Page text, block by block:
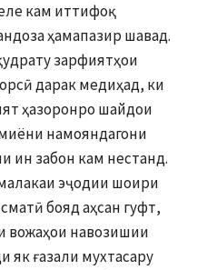
кам иттифоқ
ҳамапазир шавад.
зарфиятҳои
дарак медиҳад, ки
ҳазоронро шайдои
намояндагони
ин забон кам нестанд.
эҷодии шоири
бояд аҳсан гуфт,
вожаҳои навозишии
як ғазали мухтасару